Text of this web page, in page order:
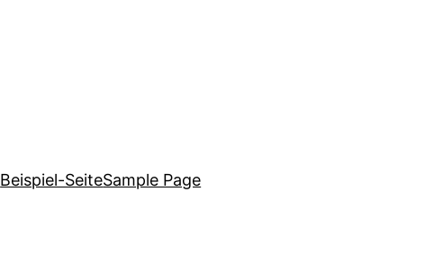
Beispiel-SeiteSample Page